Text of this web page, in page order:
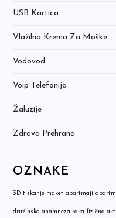
USB Kartica
Vlažilna Krema Za Moške
Vodovod
Voip Telefonija
Žaluzije
Zdrava Prehrana
OZNAKE
3D tiskanje maket apartmaji
družinska anamneza raka fizična